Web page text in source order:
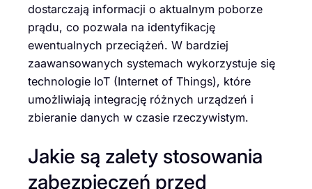
dostarczają informacji o aktualnym poborze
prądu, co pozwala na identyfikację
ewentualnych przeciążeń. W bardziej
zaawansowanych systemach wykorzystuje się
technologie IoT (Internet of Things), które
umożliwiają integrację różnych urządzeń i
zbieranie danych w czasie rzeczywistym.
Jakie są zalety stosowania
zabezpieczeń przed